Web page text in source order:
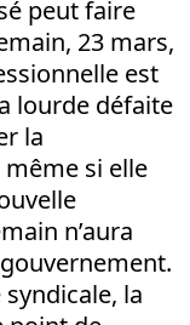
peut faire
23 mars,
est
lourde défaite
la
si elle
n’aura
la